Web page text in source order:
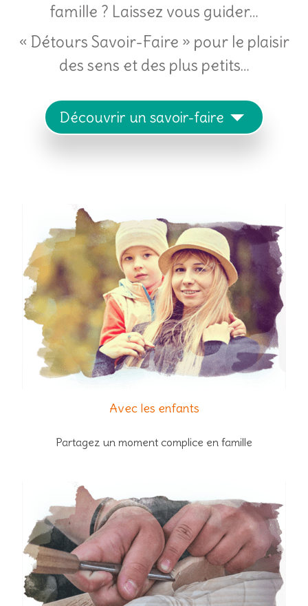
famille ? Laissez vous guider…
« Détours Savoir-Faire » pour le plaisir
des sens et des plus petits…
Avec les enfants
Partagez un moment complice en famille